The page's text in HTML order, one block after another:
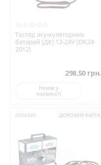
Тестер акумуляторних
батарей (ДК) 12-24V (DK24-
2012)
298.50 грн.
Немає у
наявності
0304340 ДОРОЖНЯ КАРТА